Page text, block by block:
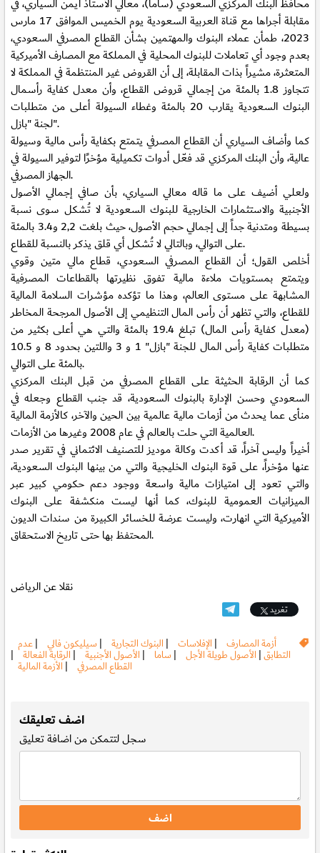
مقابلة أجراها مع قناة العربية السعودية يوم الخميس الموافق 17 مارس
2023، طمأن عملاء البنوك والمهتمين بشأن القطاع المصرفي السعودي،
بعدم وجود أي تعاملات للبنوك المحلية في المملكة مع المصارف الأميركية
المتعثرة، مشيراً بذات المقابلة، إلى أن القروض غير المنتظمة في المملكة لا
تتجاوز 1.8 بالمئة من إجمالي قروض القطاع، وأن معدل كفاية رأسمال
البنوك السعودية يقارب 20 بالمئة وغطاء السيولة أعلى من متطلبات
لجنة "بازل".
كما وأضاف السياري أن القطاع المصرفي يتمتع بكفاية رأس مالية وسيولة
عالية، وأن البنك المركزي قد فعّل أدوات تكميلية مؤخرًا لتوفير السيولة في
الجهاز المصرفي.
ولعلي أضيف على ما قاله معالي السياري، بأن صافي إجمالي الأصول
الأجنبية والاستثمارات الخارجية للبنوك السعودية لا تُشكل سوى نسبة
بسيطة ومتدنية جداً إلى إجمالي حجم الأصول، حيث بلغت 2,2 و3.4 بالمئة
على التوالي، وبالتالي لا تُشكل أي قلق يذكر بالنسبة للقطاع.
أخلص القول؛ أن القطاع المصرفي السعودي، قطاع مالي متين وقوي
ويتمتع بمستويات ملاءة مالية تفوق نظيرتها بالقطاعات المصرفية
المشابهة على مستوى العالم، وهذا ما تؤكده مؤشرات السلامة المالية
للقطاع، والتي تظهر أن رأس المال التنظيمي إلى الأصول المرجحة المخاطر
(معدل كفاية رأس المال) تبلغ 19.4 بالمئة والتي هي أعلى بكثير من
متطلبات كفاية رأس المال للجنة "بازل" 1 و 3 واللتين بحدود 8 و 10.5
بالمئة على التوالي.
كما أن الرقابة الحثيثة على القطاع المصرفي من قبل البنك المركزي
السعودي وحسن الإدارة بالبنوك السعودية، قد جنب القطاع وجعله في
منأى عما يحدث من أزمات مالية عالمية بين الحين والآخر، كالأزمة المالية
العالمية التي حلت بالعالم في عام 2008 وغيرها من الأزمات.
أخيراً وليس آخراً، قد أكدت وكالة موديز للتصنيف الائتماني في تقرير صدر
عنها مؤخراً، على قوة البنوك الخليجية والتي من بينها البنوك السعودية،
والتي تعود إلى امتيازات مالية واسعة ووجود دعم حكومي كبير عبر
الميزانيات العمومية للبنوك، كما أنها ليست منكشفة على البنوك
الأميركية التي انهارت، وليست عرضة للخسائر الكبيرة من سندات الديون
المحتفظ بها حتى تاريخ الاستحقاق.
نقلا عن الرياض
تغريد
أزمة المصارف | الإفلاسات | البنوك التجارية |سيليكون فالي |عدم
التطابق| الأصول طويلة الأجل |ساما | الأصول الأجنبية | الرقابة الفعالة |
القطاع المصرفي | الأزمة المالية
اضف تعليقك
سجللتتمكن من اضافة تعليق